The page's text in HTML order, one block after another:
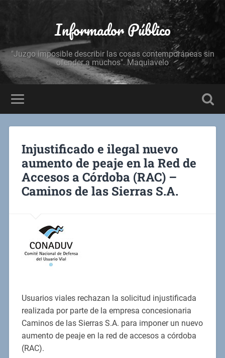
Informador Público
"Juzgo imposible describir las cosas contemporáneas sin
ofender a muchos". Maquiavelo
Injustificado e ilegal nuevo
aumento de peaje en la Red de
Accesos a Córdoba (RAC) –
Caminos de las Sierras S.A.
Usuarios viales rechazan la solicitud injustificada
realizada por parte de la empresa concesionaria
Caminos de las Sierras S.A. para imponer un nuevo
aumento de peaje en la red de accesos a córdoba
(RAC).